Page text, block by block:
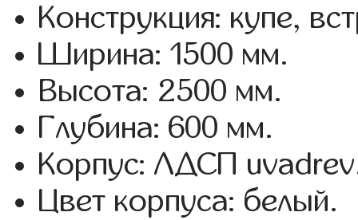
Конструкция: купе,
Ширина: 1500 мм.
Высота: 2500 мм.
Глубина: 600 мм.
Корпус: ЛДСП
Цвет корпуса: белый.